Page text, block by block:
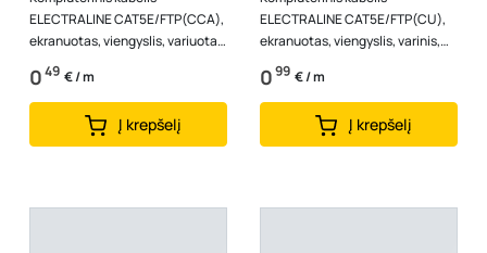
ELECTRALINE CAT5E/FTP(CCA),
ekranuotas, viengyslis, variuotas
aliuminis, pilkos spalvos, 14202
049 € / m
Į krepšelį
ELECTRALINE CAT5E/FTP(CU),
ekranuotas, viengyslis, varinis,
pilkos spalvos, 14201
099 € / m
Į krepšelį